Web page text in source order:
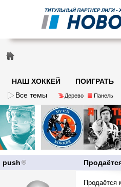
НАШ ХОККЕЙ ПОИГРАТЬ
Все темы
Дерево Панель
push
Продаётся